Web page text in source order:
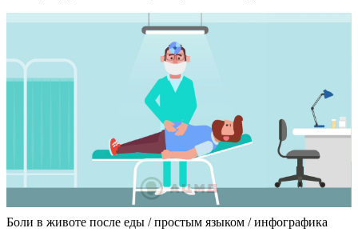
Боли в животе после еды / простым языком / инфографика